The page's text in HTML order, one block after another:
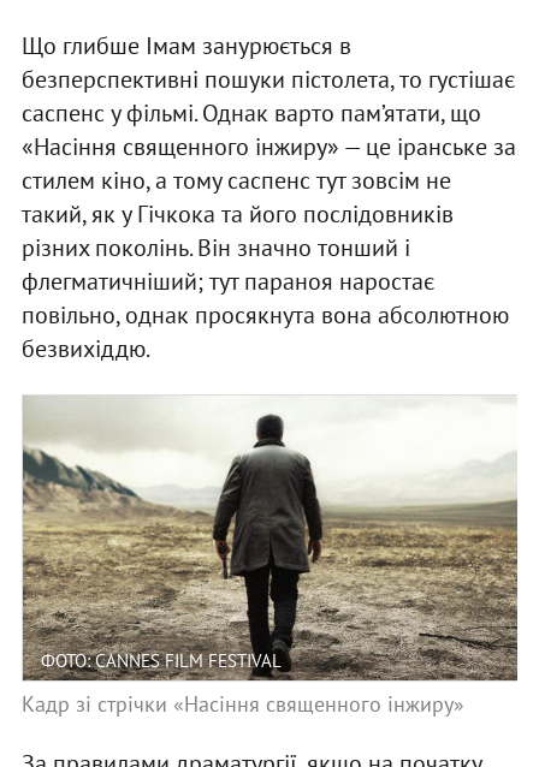
Що глибше Імам занурюється в
безперспективні пошуки пістолета, то густішає
саспенс у фільмі. Однак варто пам’ятати, що
«Насіння священного інжиру» — це іранське за
стилем кіно, а тому саспенс тут зовсім не
такий, як у Гічкока та його послідовників
різних поколінь. Він значно тонший і
флегматичніший; тут параноя наростає
повільно, однак просякнута вона абсолютною
безвихіддю.
ФОТО: CANNES FILM FESTIVAL
Кадр зі стрічки «Насіння священного інжиру»